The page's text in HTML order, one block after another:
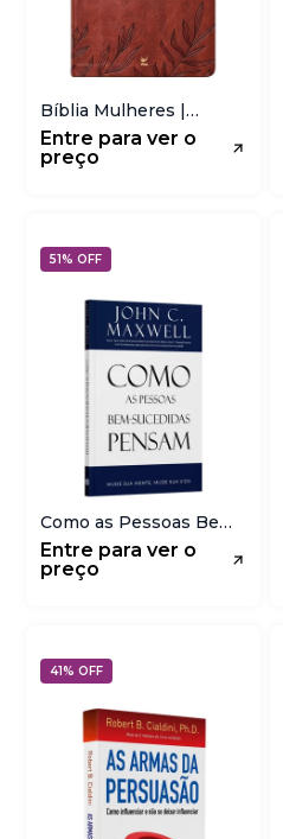
Bíblia Mulheres |
Viviane Martinello |
NAA | Espaço Para
Anotações | Folhas
Entre para ver o
preço
51% OFF
Como as Pessoas Bem
Sucedidas Pensam |
John C Maxwell
Entre para ver o
preço
41% OFF